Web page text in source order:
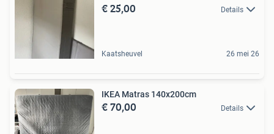
€ 25,00 Details
Kaatsheuvel 26 mei 26
IKEA Matras 140x200cm
€ 70,00 Details